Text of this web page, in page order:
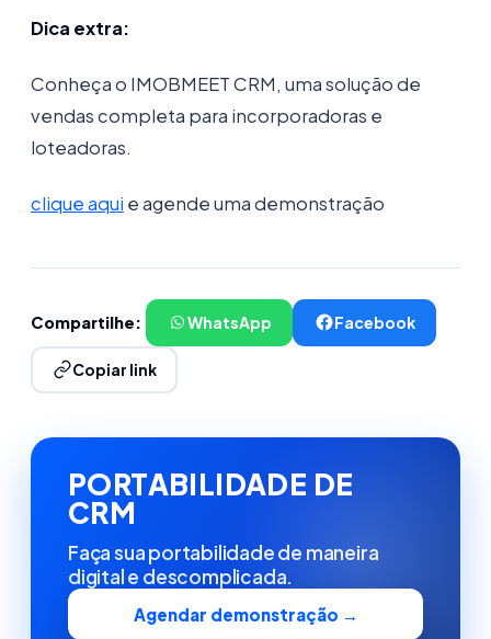
Dica extra:
Conheça o IMOBMEET CRM, uma solução de
vendas completa para incorporadoras e
loteadoras.
clique aqui e agende uma demonstração
Compartilhe: WhatsApp Facebook
Copiar link
PORTABILIDADE DE
CRM
Faça sua portabilidade de maneira
digital e descomplicada.
Agendar demonstração →